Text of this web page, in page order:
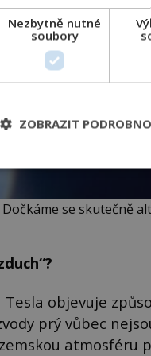
Dočkáme se skutečně
Tesla objevuje
prý vůbec
atmosféru
Nezbytně nutné
soubory
ZOBRAZIT